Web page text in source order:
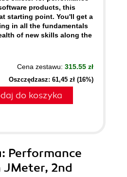
products, this
starting point. You'll get a
in all the fundamentals
of new skills along the
Cena zestawu: 315.55 zł
Oszczędzasz: 61,45 zł (16%)
do koszyka
: Performance
2nd